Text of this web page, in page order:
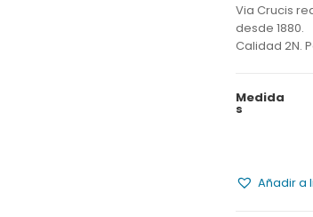
Via Crucis
desde 1880.
Calidad 2N.
Medida
s
Añadir a